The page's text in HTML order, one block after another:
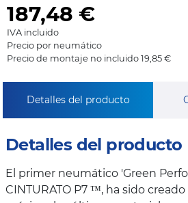
187,48 €
IVA incluido
Precio por neumático
Precio de montaje no incluido 19,85 €
Detalles del producto
Detalles del producto
El primer neumático 'Green
CINTURATO P7 ™, ha sido